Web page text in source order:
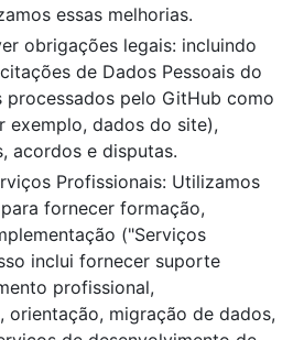
essas melhorias.
obrigações legais: incluindo
de Dados Pessoais do
processados pelo GitHub como
exemplo, dados do site),
acordos e disputas.
Profissionais: Utilizamos
fornecer formação,
("Serviços
inclui fornecer suporte
profissional,
orientação, migração de dados,